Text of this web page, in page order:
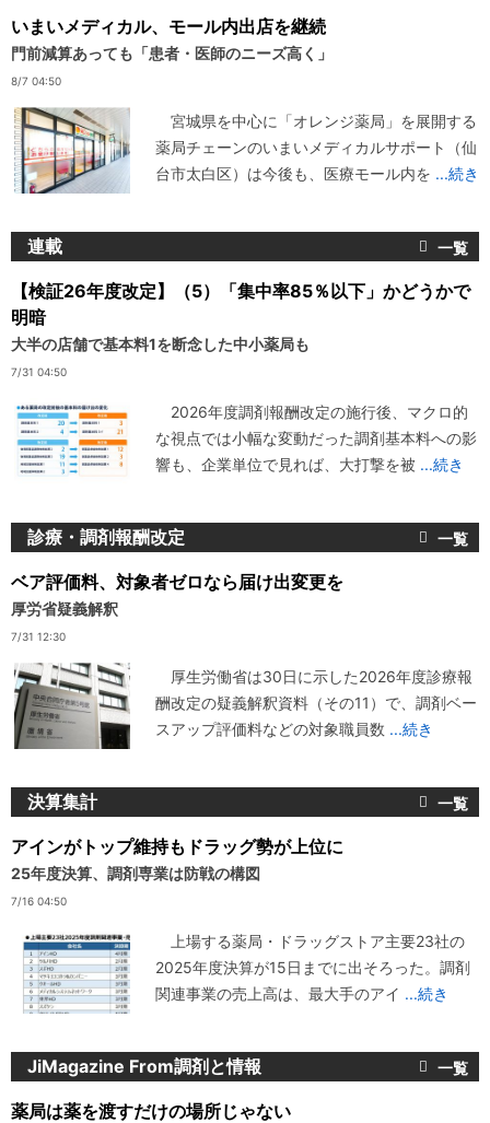
いまいメディカル、モール内出店を継続
門前減算あっても「患者・医師のニーズ高く」
8/7 04:50
宮城県を中心に「オレンジ薬局」を展開する
薬局チェーンのいまいメディカルサポート（仙
台市太白区）は今後も、医療モール内を ...続き
連載
【検証26年度改定】（5）「集中率85％以下」かどうかで
明暗
大半の店舗で基本料1を断念した中小薬局も
7/31 04:50
2026年度調剤報酬改定の施行後、マクロ的
な視点では小幅な変動だった調剤基本料への影
響も、企業単位で見れば、大打撃を被 ...続き
診療・調剤報酬改定
ベア評価料、対象者ゼロなら届け出変更を
厚労省疑義解釈
7/31 12:30
厚生労働省は30日に示した2026年度診療報
酬改定の疑義解釈資料（その11）で、調剤ベー
スアップ評価料などの対象職員数 ...続き
決算集計
アインがトップ維持もドラッグ勢が上位に
25年度決算、調剤専業は防戦の構図
7/16 04:50
上場する薬局・ドラッグストア主要23社の
2025年度決算が15日までに出そろった。調剤
関連事業の売上高は、最大手のアイ ...続き
JiMagazine From調剤と情報
薬局は薬を渡すだけの場所じゃない